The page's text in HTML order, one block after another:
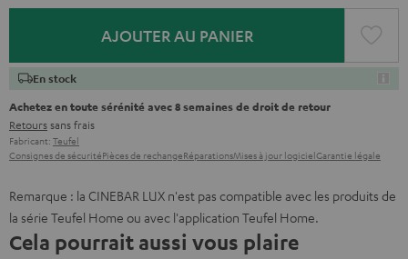
AJOUTER AU PANIER
En stock
Achetez en toute sérénité avec 8 semaines de droit de retour
Retourssans frais
Fabricant: Teufel
Consignes de sécuritéPièces de rechangeRéparationsMises à jour logicielGarantie légale
Remarque : la CINEBAR LUX n'est pas compatible avec les produits de
la série Teufel Home ou avec l'application Teufel Home.
Cela pourrait aussi vous plaire